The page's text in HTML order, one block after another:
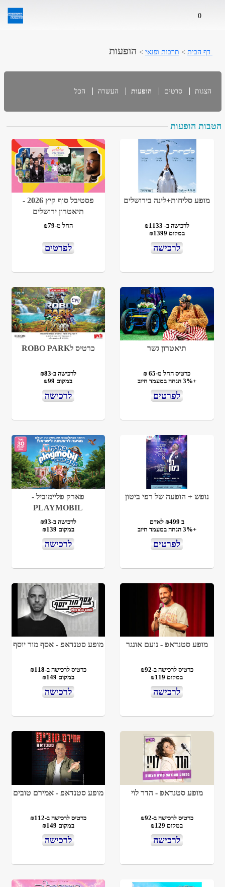
0
דף הבית > תרבות ופנאי > הופעות
הצגות סרטים הופעות העשרה הכל
הטבות הופעות
מופע סליחות+לינה בירושלים
לרכישה ב- ₪1133
במקום ₪1399
לרכישה
פסטיבל סוף קיץ 2026 -
תיאטרון ירושלים
החל מ-₪79
לפרטים
תיאטרון גשר
כרטיס החל מ-65 ₪
+3% הנחה במעמד חיוב
לפרטים
כרטיס לROBO PARK
לרכישה ב-₪83
במקום ₪99
לרכישה
נופש + הופעה של רפי ביטון
ב ₪499 לאדם
+3% הנחה במעמד חיוב
לפרטים
פארק פליימוביל -
PLAYMOBIL
לרכישה ב-₪93
במקום ₪139
לרכישה
מופע סטנדאפ - נועם אונגר
כרטיס לרכישה ב-₪92
במקום ₪119
לרכישה
מופע סטנדאפ - אסף מור יוסף
כרטיס לרכישה ב-₪118
במקום ₪149
לרכישה
מופע סטנדאפ - הדר לוי
כרטיס לרכישה ב-₪92
במקום ₪129
לרכישה
מופע סטנדאפ - אמירם טובים
כרטיס לרכישה ב-₪112
במקום ₪149
לרכישה